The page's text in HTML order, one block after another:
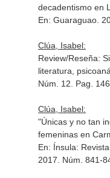
decadentismo en
En: Guaraguao.
Clúa, Isabel:
Review/Reseña:
literatura,
Núm. 12. Pag.
Clúa, Isabel:
"Únicas y no tan
femeninas en
En: Ínsula:
2017. Núm. 841-